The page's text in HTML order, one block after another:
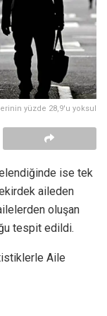
yüzde 28,9'u yoksul
ise tek
aileden
oluşan
tespit edildi.
Aile